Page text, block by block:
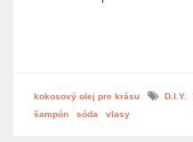
kokosový olej pre krásu D.I.Y.
šampón
sóda vlasy